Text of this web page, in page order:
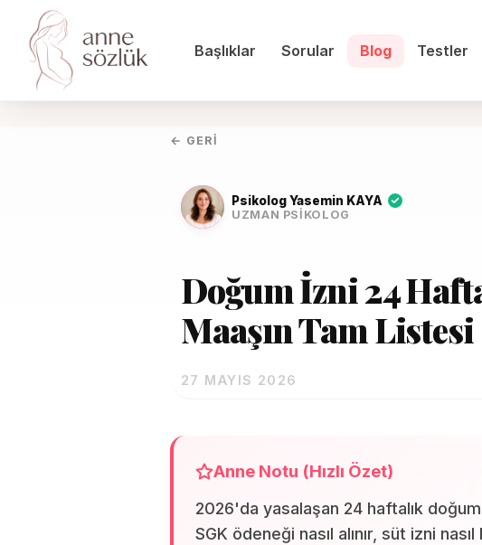
Başlıklar Sorular Blog Testler
← GERI
Psikolog Yasemin KAYA
UZMAN PSIKOLOG
Doğum İzni 24
Maaşın Tam Listesi
27 MAYIS 2026
Anne Notu (Hızlı Özet)
2026'da yasalaşan 24 haftalık
SGK ödeneği nasıl alınır, süt izni